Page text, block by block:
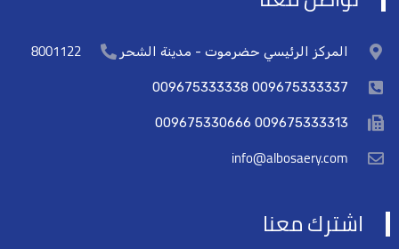
المركز الرئيسي حضرموت - مدينة الشحر 8001122
009675333337 009675333338
009675333313 009675330666
info@albosaery.com
اشترك معنا